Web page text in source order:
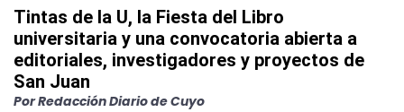
Tintas de la U, la Fiesta del Libro
universitaria y una convocatoria abierta a
editoriales, investigadores y proyectos de
San Juan
PorRedacción Diario de Cuyo